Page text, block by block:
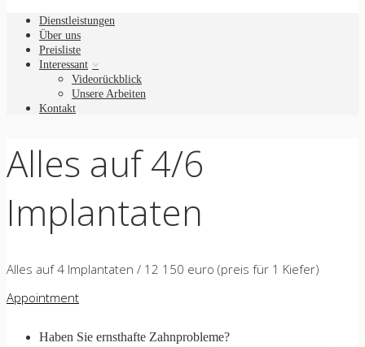
Dienstleistungen
Über uns
Preisliste
Interessant
Videorückblick
Unsere Arbeiten
Kontakt
Alles auf 4/6
Implantaten
Alles auf 4 Implantaten / 12 150 euro (preis für 1 Kiefer)
Appointment
Haben Sie ernsthafte Zahnprobleme?